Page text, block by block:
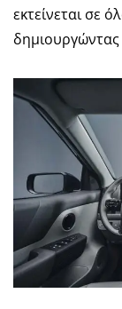
εκτείνεται σε
δημιουργώντας